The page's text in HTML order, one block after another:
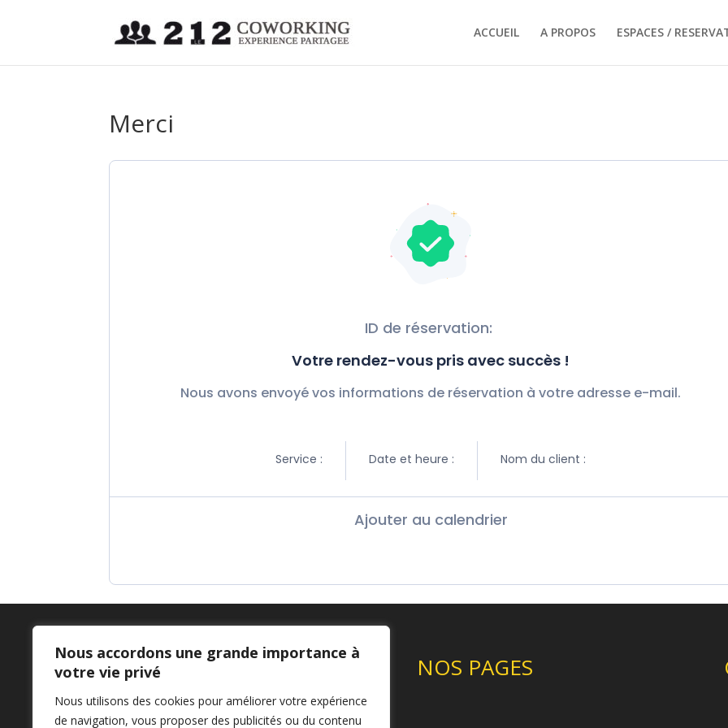
Nous accordons une grande importance à
votre vie privé
Nous utilisons des cookies pour améliorer votre expérience
de navigation, vous proposer des publicités ou du contenu
ACCUEIL A PROPOS ESPACES /
Merci
ID de réservation:
Votre rendez-vous pris avec succès !
Nous avons envoyé vos informations de réservation à votre adresse e-mail.
Service : Date et heure : Nom du client :
Ajouter au calendrier
LE 212 COWORKING NOS PAGES